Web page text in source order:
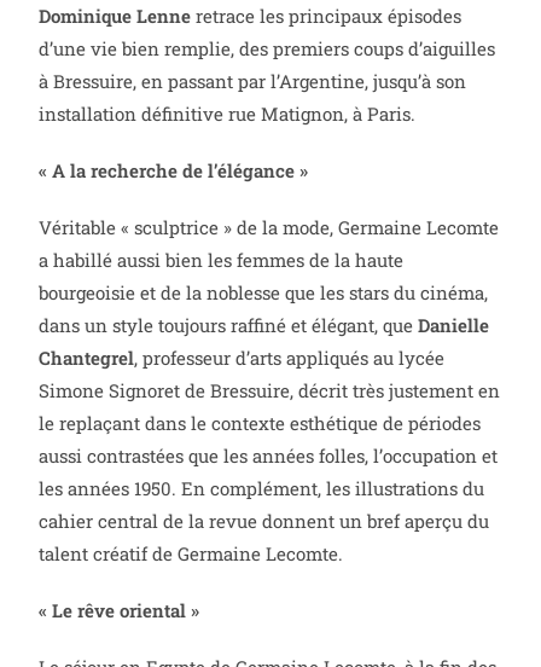
Dominique Lenne retrace les principaux épisodes
d’une vie bien remplie, des premiers coups d’aiguilles
à Bressuire, en passant par l’Argentine, jusqu’à son
installation définitive rue Matignon, à Paris.
« A la recherche de l’élégance »
Véritable « sculptrice » de la mode, Germaine Lecomte
a habillé aussi bien les femmes de la haute
bourgeoisie et de la noblesse que les stars du cinéma,
dans un style toujours raffiné et élégant, queDanielle
Chantegrel, professeur d’arts appliqués au lycée
Simone Signoret de Bressuire, décrit très justement en
le replaçant dans le contexte esthétique de périodes
aussi contrastées que les années folles, l’occupation et
les années 1950. En complément, les illustrations du
cahier central de la revue donnent un bref aperçu du
talent créatif de Germaine Lecomte.
« Le rêve oriental »